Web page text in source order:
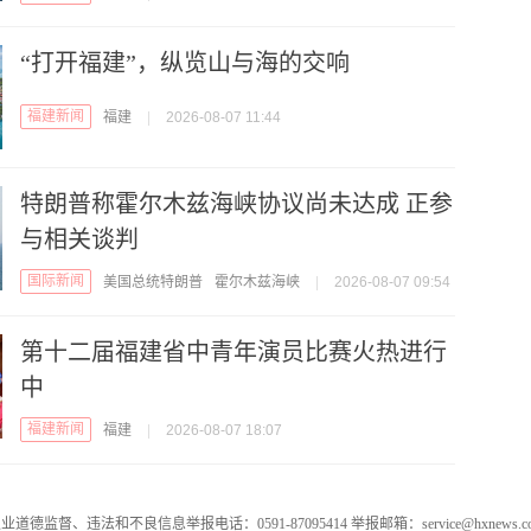
“打开福建”，纵览山与海的交响
福建新闻 福建 | 2026-08-07 11:44
特朗普称霍尔木兹海峡协议尚未达成 正参
与相关谈判
国际新闻 美国总统特朗普 霍尔木兹海峡 | 2026-08-07 09:54
第十二届福建省中青年演员比赛火热进行
中
福建新闻 福建 | 2026-08-07 18:07
道德监督、违法和不良信息举报电话：0591-87095414 举报邮箱：